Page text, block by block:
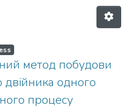
метод побудови
одного
процесу